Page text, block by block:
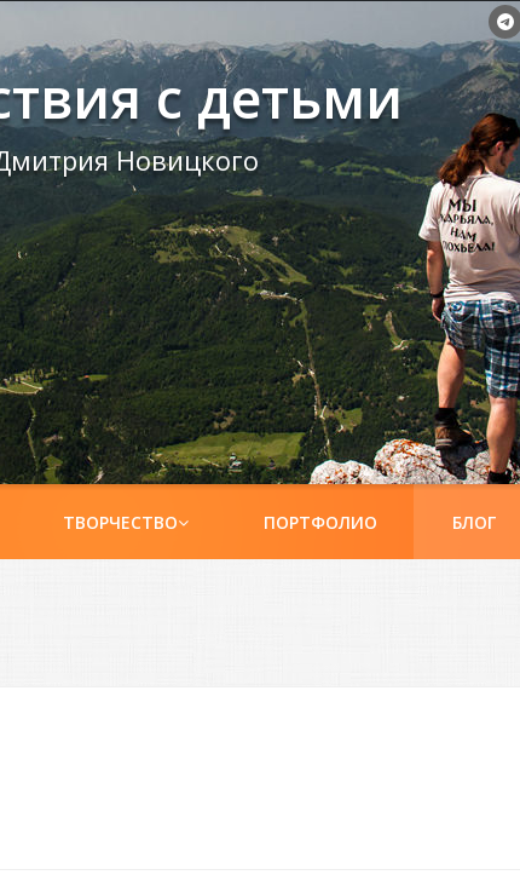
с детьми
Новицкого
ТВОРЧЕСТВО ПОРТФОЛИО БЛОГ